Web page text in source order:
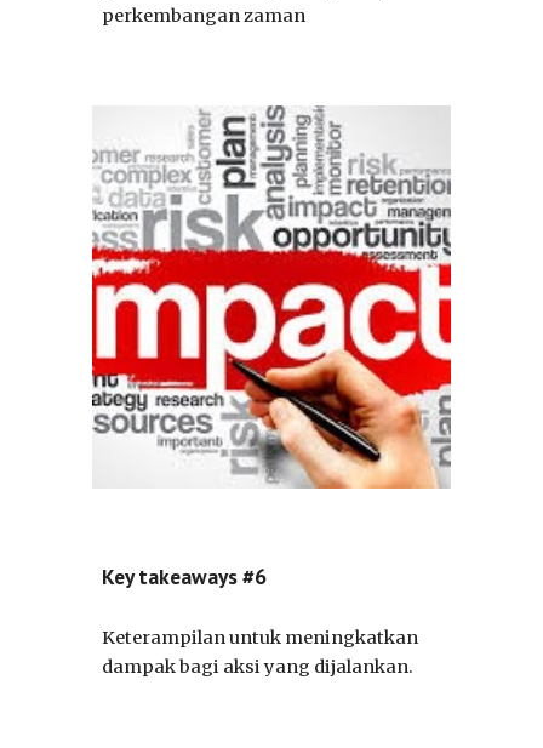
perkembangan zaman
Key takeaways #6
Keterampilan untuk meningkatkan
dampak bagi aksi yang dijalankan.